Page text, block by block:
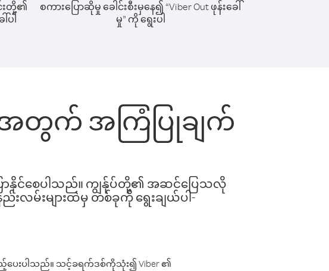
းတို့၏
ပါ
စကားပြောဆိုမှု ခေါင်းစီးမှနေ၍ “Viber Out ဖုန်းခေါ်
မှု” ကို ရွေးပါ
အတွက် အကြံပြုချက်
ောနိုင်စေပါသည်။ ကျွန်ုပ်တို့၏ အဆင်ပြေသလို
းလမ်းများထဲမှ တစ်ခုကို ရွေးချယ်ပါ-
းပါသည်။ သင့်ခရက်ဒစ်ကိုသုံး၍ Viber ၏